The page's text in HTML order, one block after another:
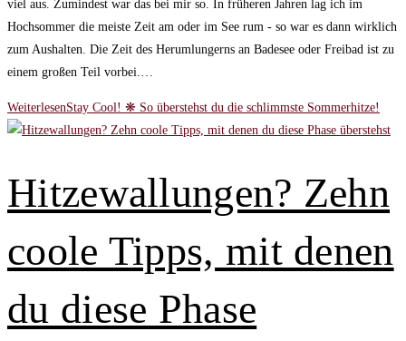
viel aus. Zumindest war das bei mir so. In früheren Jahren lag ich im
Hochsommer die meiste Zeit am oder im See rum - so war es dann wirklich
zum Aushalten. Die Zeit des Herumlungerns an Badesee oder Freibad ist zu
einem großen Teil vorbei.…
WeiterlesenStay Cool! ❋ So überstehst du die schlimmste Sommerhitze!
Hitzewallungen? Zehn
coole Tipps, mit denen
du diese Phase